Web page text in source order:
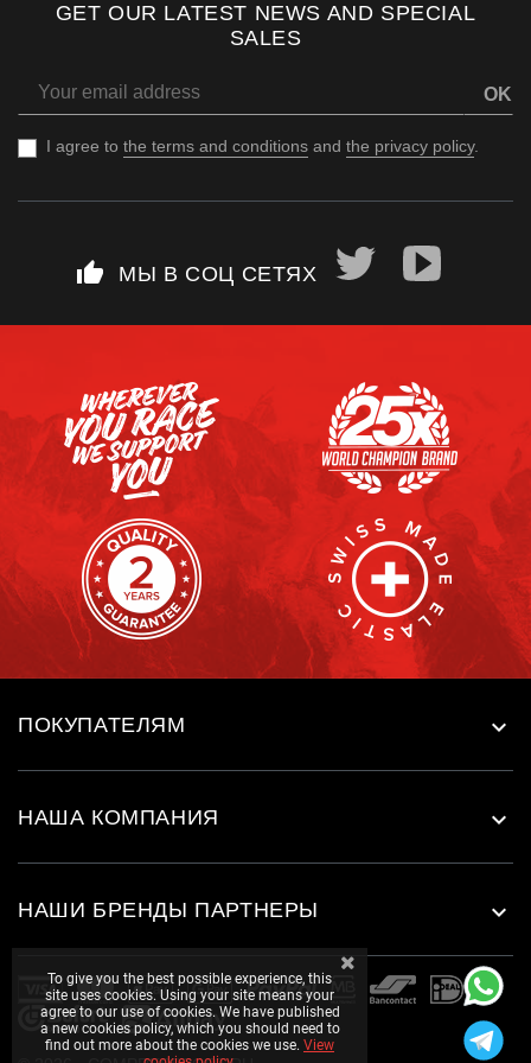
GET OUR LATEST NEWS AND SPECIAL
SALES
OK
I agree to the terms and conditions and the privacy policy.
thumb_up МЫ В СОЦ СЕТЯХ
ПОКУПАТЕЛЯМ 
НАША КОМПАНИЯ 
НАШИ БРЕНДЫ ПАРТНЕРЫ 
To give you the best possible experience, this
site uses cookies. Using your site means your
agree to our use of cookies. We have published
a new cookies policy, which you should need to
find out more about the cookies we use. View